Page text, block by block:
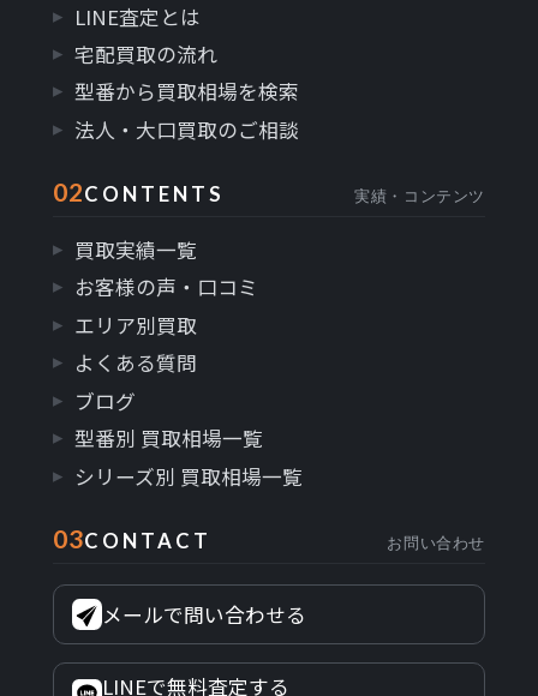
LINE査定とは
宅配買取の流れ
型番から買取相場を検索
法人・大口買取のご相談
02CONTENTS 実績・コンテンツ
買取実績一覧
お客様の声・口コミ
エリア別買取
よくある質問
ブログ
型番別 買取相場一覧
シリーズ別 買取相場一覧
03CONTACT お問い合わせ
メールで問い合わせる
LINEで無料査定する